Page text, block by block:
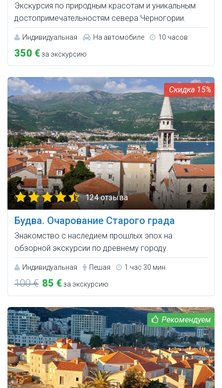
Экскурсия по природным красотам и уникальным
достопримечательностям севера Черногории.
Индивидуальная На автомобиле 10 часов
350 €за экскурсию
15%
124 отзыва
Будва. Очарование Старого града
Знакомство с наследием прошлых эпох на
обзорной экскурсии по древнему городу.
Индивидуальная Пешая 1 час 30 мин.
100 € 85 €за экскурсию